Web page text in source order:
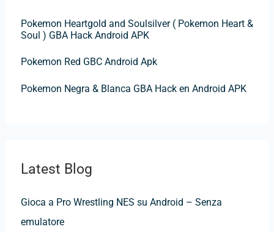
Pokemon Heartgold and Soulsilver ( Pokemon Heart &
Soul ) GBA Hack Android APK
Pokemon Red GBC Android Apk
Pokemon Negra & Blanca GBA Hack en Android APK
Latest Blog
Gioca a Pro Wrestling NES su Android – Senza
emulatore